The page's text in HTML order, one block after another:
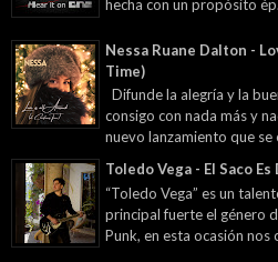
hecha con un propósito
Nessa Ruane Dalton -
Time)
Difunde la alegría y la
consigo con nada más y
nuevo lanzamiento que se
Toledo Vega - El Saco
“Toledo Vega” es un
principal fuerte el género
Punk, en esta ocasión nos